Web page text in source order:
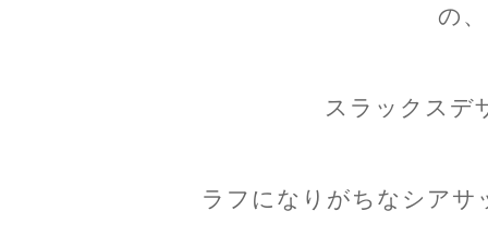
の、
スラックスデ
ラフになりがちなシアサ